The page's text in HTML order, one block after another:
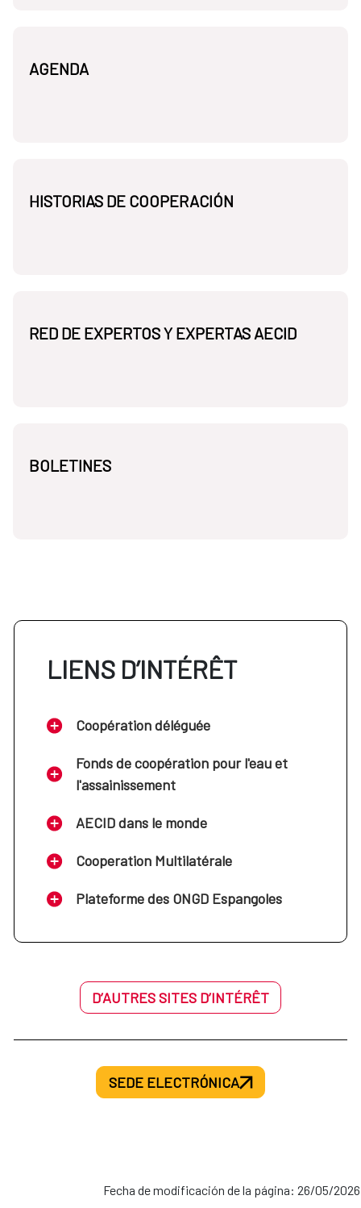
AGENDA
HISTORIAS DE COOPERACIÓN
RED DE EXPERTOS Y EXPERTAS AECID
BOLETINES
LIENS D’INTÉRÊT
Coopération déléguée
Fonds de coopération pour l'eau et
l'assainissement
AECID dans le monde
Cooperation Multilatérale
Plateforme des ONGD Espangoles
D’AUTRES SITES D’INTÉRÊT
SEDE ELECTRÓNICA
Fecha de modificación de la página: 26/05/2026